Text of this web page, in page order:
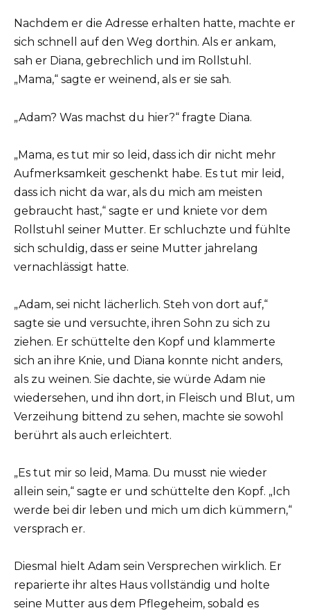
Nachdem er die Adresse erhalten hatte, machte er
sich schnell auf den Weg dorthin. Als er ankam,
sah er Diana, gebrechlich und im Rollstuhl.
„Mama,“ sagte er weinend, als er sie sah.
„Adam? Was machst du hier?“ fragte Diana.
„Mama, es tut mir so leid, dass ich dir nicht mehr
Aufmerksamkeit geschenkt habe. Es tut mir leid,
dass ich nicht da war, als du mich am meisten
gebraucht hast,“ sagte er und kniete vor dem
Rollstuhl seiner Mutter. Er schluchzte und fühlte
sich schuldig, dass er seine Mutter jahrelang
vernachlässigt hatte.
„Adam, sei nicht lächerlich. Steh von dort auf,“
sagte sie und versuchte, ihren Sohn zu sich zu
ziehen. Er schüttelte den Kopf und klammerte
sich an ihre Knie, und Diana konnte nicht anders,
als zu weinen. Sie dachte, sie würde Adam nie
wiedersehen, und ihn dort, in Fleisch und Blut, um
Verzeihung bittend zu sehen, machte sie sowohl
berührt als auch erleichtert.
„Es tut mir so leid, Mama. Du musst nie wieder
allein sein,“ sagte er und schüttelte den Kopf. „Ich
werde bei dir leben und mich um dich kümmern,“
versprach er.
Diesmal hielt Adam sein Versprechen wirklich. Er
reparierte ihr altes Haus vollständig und holte
seine Mutter aus dem Pflegeheim, sobald es